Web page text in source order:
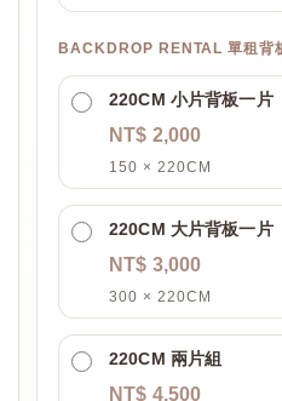
BACKDROP RENTAL 單租背
220CM 小片背板一片
NT$ 2,000
150 × 220CM
220CM 大片背板一片
NT$ 3,000
300 × 220CM
220CM 兩片組
NT$ 4,500